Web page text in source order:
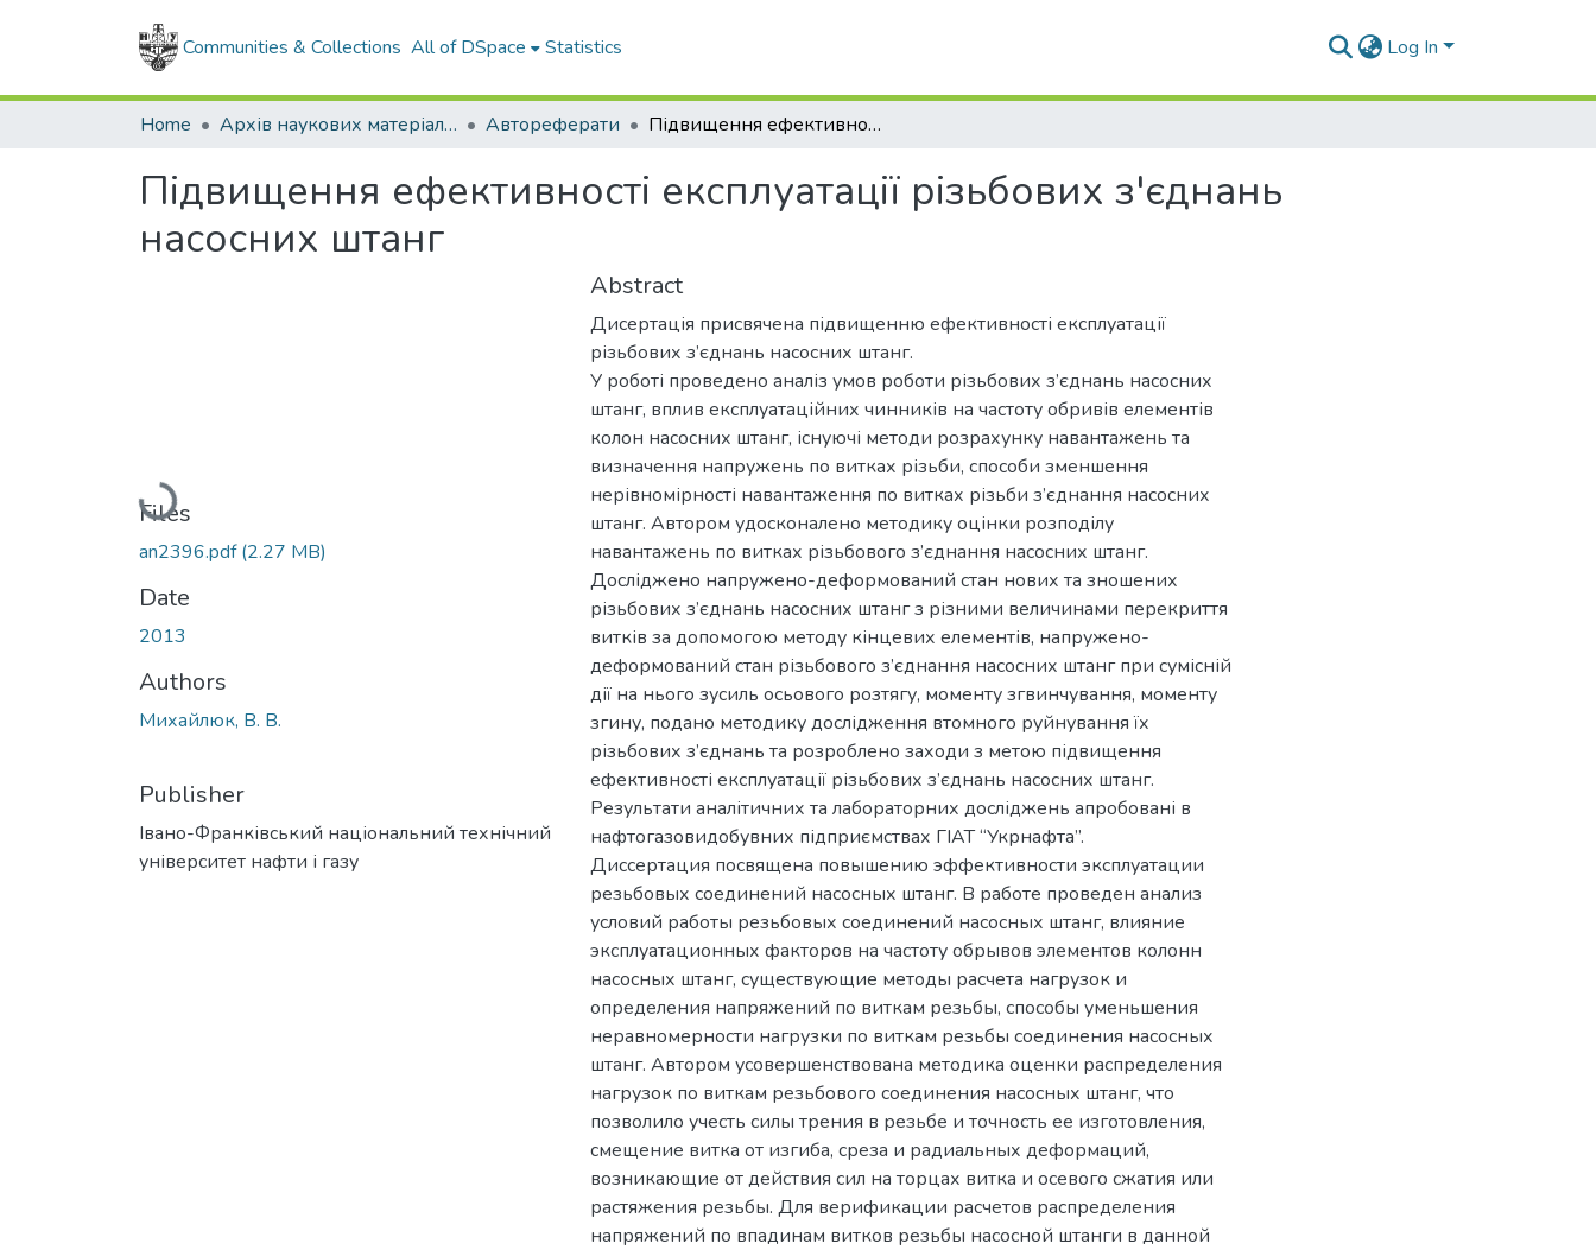
Communities & Collections All of DSpace Statistics Log In
Home Архів наукових матеріалів Автореферати Підвищення ефективності експлуатації різьбових з'єднань насосних штанг
Підвищення ефективності експлуатації різьбових з'єднань
насосних штанг
Loading...
Files
an2396.pdf(2.27 MB)
Date
2013
Authors
Михайлюк, В. В.
Publisher
Івано-Франківський національний технічний
університет нафти і газу
Abstract
Дисертація присвячена підвищенню ефективності експлуатації
різьбових з’єднань насосних штанг.
У роботі проведено аналіз умов роботи різьбових з’єднань насосних
штанг, вплив експлуатаційних чинників на частоту обривів елементів
колон насосних штанг, існуючі методи розрахунку навантажень та
визначення напружень по витках різьби, способи зменшення
нерівномірності навантаження по витках різьби з’єднання насосних
штанг. Автором удосконалено методику оцінки розподілу
навантажень по витках різьбового з’єднання насосних штанг.
Досліджено напружено-деформований стан нових та зношених
різьбових з’єднань насосних штанг з різними величинами перекриття
витків за допомогою методу кінцевих елементів, напружено-
деформований стан різьбового з’єднання насосних штанг при сумісній
дії на нього зусиль осьового розтягу, моменту згвинчування, моменту
згину, подано методику дослідження втомного руйнування їх
різьбових з’єднань та розроблено заходи з метою підвищення
ефективності експлуатації різьбових з’єднань насосних штанг.
Результати аналітичних та лабораторних досліджень апробовані в
нафтогазовидобувних підприємствах ГІАТ “Укрнафта”.
Диссертация посвящена повышению эффективности эксплуатации
резьбовых соединений насосных штанг. В работе проведен анализ
условий работы резьбовых соединений насосных штанг, влияние
эксплуатационных факторов на частоту обрывов элементов колонн
насосных штанг, существующие методы расчета нагрузок и
определения напряжений по виткам резьбы, способы уменьшения
неравномерности нагрузки по виткам резьбы соединения насосных
штанг. Автором усовершенствована методика оценки распределения
нагрузок по виткам резьбового соединения насосных штанг, что
позволило учесть силы трения в резьбе и точность ее изготовления,
смещение витка от изгиба, среза и радиальных деформаций,
возникающие от действия сил на торцах витка и осевого сжатия или
растяжения резьбы. Для верификации расчетов распределения
напряжений по впадинам витков резьбы насосной штанги в данной